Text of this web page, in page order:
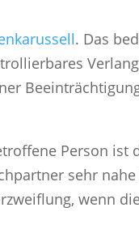
. Das
Person ist
sehr nahe
wenn